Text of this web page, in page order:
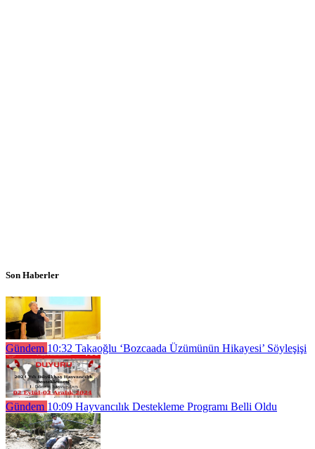
Son Haberler
Gündem 10:32 Takaoğlu ‘Bozcaada Üzümünün Hikayesi’ Söyleşişi
Gündem 10:09 Hayvancılık Destekleme Programı Belli Oldu